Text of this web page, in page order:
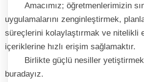
Amacımız; öğretmenlerimizin
uygulamalarını zenginleştirmek,
süreçlerini kolaylaştırmak ve nitelikli
içeriklerine hızlı erişim sağlamaktır.
Birlikte güçlü nesiller
buradayız.